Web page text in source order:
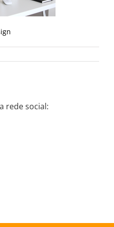
rede social: